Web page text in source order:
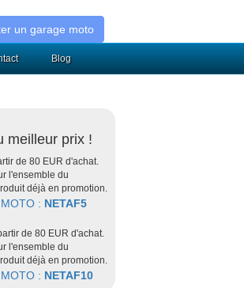
un garage moto
Blog
meilleur prix !
de 80 EUR d'achat.
l'ensemble du
déjà en promotion.
: NETAF5
de 80 EUR d'achat.
l'ensemble du
déjà en promotion.
: NETAF10